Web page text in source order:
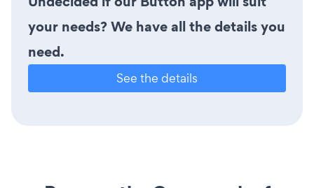
your needs? We have all the details you
need.
See the details